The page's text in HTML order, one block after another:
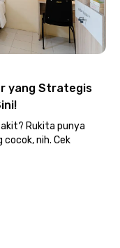
yang Strategis
Rukita punya
nih. Cek